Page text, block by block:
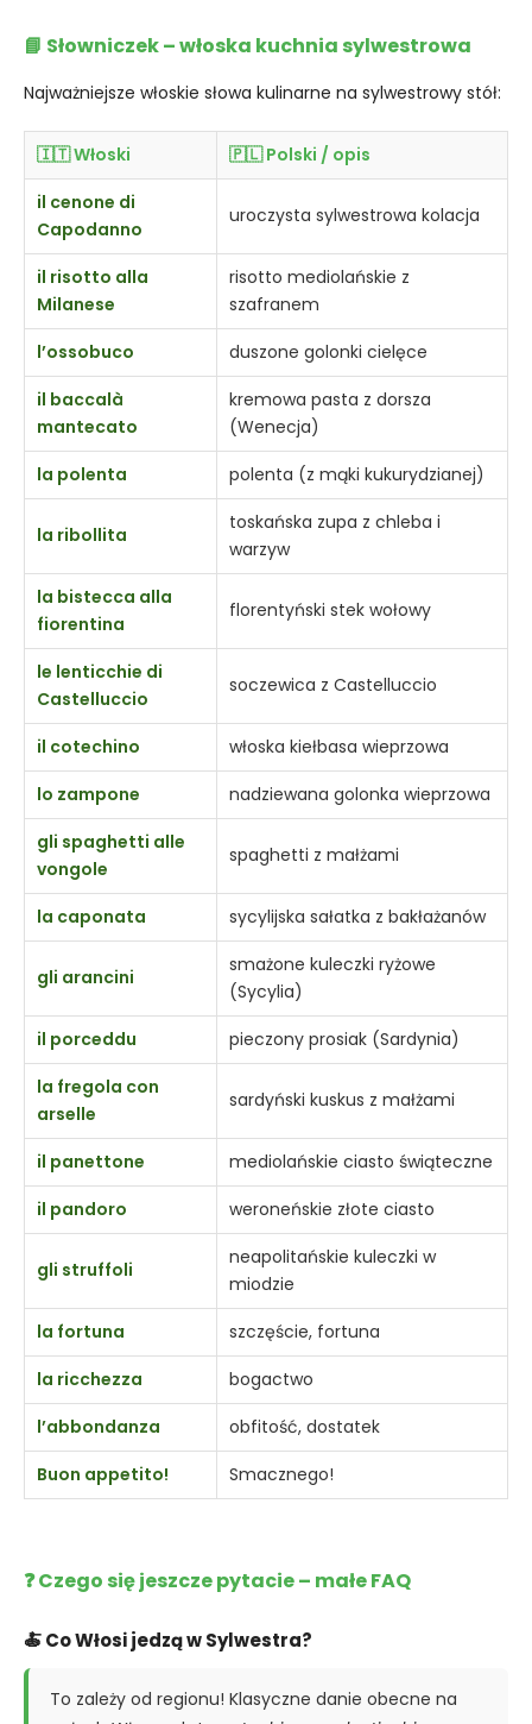
📘 Słowniczek – włoska kuchnia sylwestrowa
Najważniejsze włoskie słowa kulinarne na sylwestrowy stół:
🇮🇹 Włoski
🇵🇱 Polski / opis
il cenone di
Capodanno
uroczysta sylwestrowa kolacja
il risotto alla
Milanese
risotto mediolańskie z
szafranem
l’ossobuco
duszone golonki cielęce
il baccalà
mantecato
kremowa pasta z dorsza
(Wenecja)
la polenta
polenta (z mąki kukurydzianej)
la ribollita
toskańska zupa z chleba i
warzyw
la bistecca alla
fiorentina
florentyński stek wołowy
le lenticchie di
Castelluccio
soczewica z Castelluccio
il cotechino
włoska kiełbasa wieprzowa
lo zampone
nadziewana golonka wieprzowa
gli spaghetti alle
vongole
spaghetti z małżami
la caponata sycylijska sałatka z bakłażanów
gli arancini
smażone kuleczki ryżowe
(Sycylia)
il porceddu
pieczony prosiak (Sardynia)
la fregola con
arselle
sardyński kuskus z małżami
il panettone
mediolańskie ciasto świąteczne
il pandoro
weroneńskie złote ciasto
gli struffoli
neapolitańskie kuleczki w
miodzie
la fortuna
szczęście, fortuna
la ricchezza
bogactwo
l’abbondanza
obfitość, dostatek
Buon appetito!
Smacznego!
❓ Czego się jeszcze pytacie – małe FAQ
🍝 Co Włosi jedzą w Sylwestra?
To zależy od regionu! Klasyczne danie obecne na